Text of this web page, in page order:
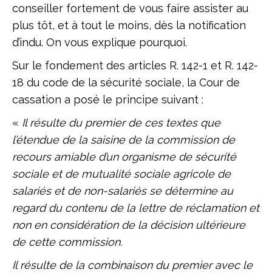
conseiller fortement de vous faire assister au
plus tôt, et à tout le moins, dès la notification
d’indu. On vous explique pourquoi.
Sur le fondement des articles R. 142-1 et R. 142-
18 du code de la sécurité sociale, la Cour de
cassation a posé le principe suivant :
« Il résulte du premier de ces textes que
l’étendue de la saisine de la commission de
recours amiable d’un organisme de sécurité
sociale et de mutualité sociale agricole de
salariés et de non-salariés se détermine au
regard du contenu de la lettre de réclamation et
non en considération de la décision ultérieure
de cette commission.
Il résulte de la combinaison du premier avec le